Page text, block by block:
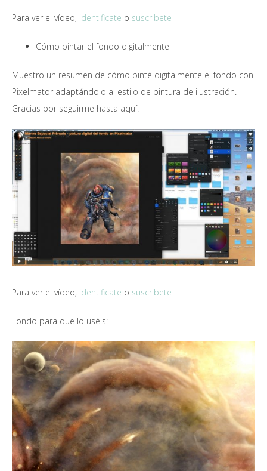
Para ver el vídeo, identificate o suscribete
Cómo pintar el fondo digitalmente
Muestro un resumen de cómo pinté digitalmente el fondo con
Pixelmator adaptándolo al estilo de pintura de ilustración.
Gracias por seguirme hasta aquí!
Para ver el vídeo, identificate o suscribete
Fondo para que lo uséis: